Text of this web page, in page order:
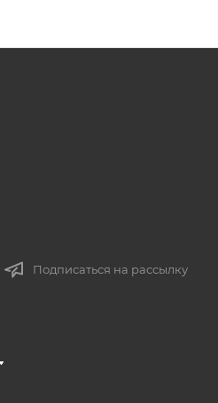
Подписаться на рассылку